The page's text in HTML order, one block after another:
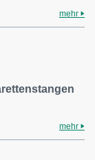
mehr
mehr